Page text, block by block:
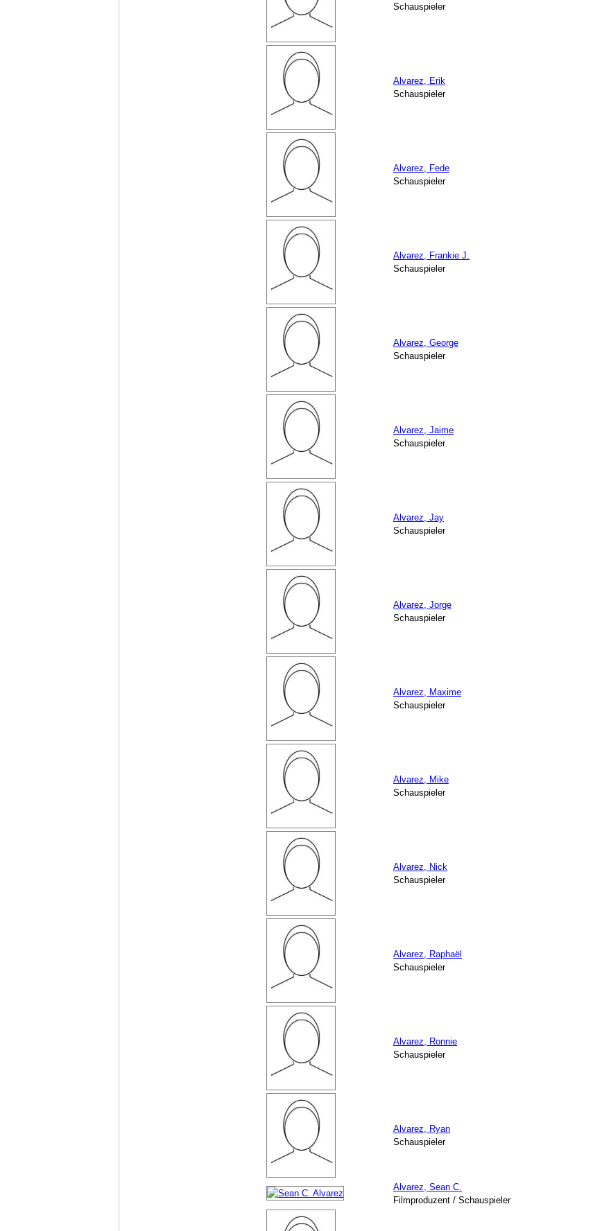
Schauspieler
Alvarez, Erik
Schauspieler
Alvarez, Fede
Schauspieler
Alvarez, Frankie J.
Schauspieler
Alvarez, George
Schauspieler
Alvarez, Jaime
Schauspieler
Alvarez, Jay
Schauspieler
Alvarez, Jorge
Schauspieler
Alvarez, Maxime
Schauspieler
Alvarez, Mike
Schauspieler
Alvarez, Nick
Schauspieler
Alvarez, Raphaël
Schauspieler
Alvarez, Ronnie
Schauspieler
Alvarez, Ryan
Schauspieler
Alvarez, Sean C.
Filmproduzent / Schauspieler